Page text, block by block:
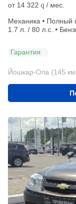
от 14 322 q / мес.
Механика • Полный
1.7 л. / 80 л.с. •
Гарантия
Йошкар-Ола (145 км